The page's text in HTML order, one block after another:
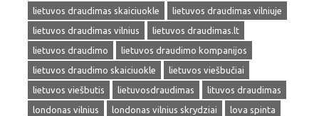
lietuvos draudimas skaiciuokle
lietuvos draudimas vilniuje
lietuvos draudimas vilnius
lietuvos draudimas.lt
lietuvos draudimo
lietuvos draudimo kompanijos
lietuvos draudimo skaiciuokle
lietuvos viešbučiai
lietuvos viešbutis
lietuvosdraudimas
lituvos draudimas
londonas vilnius
londonas vilnius skrydziai
lova spinta